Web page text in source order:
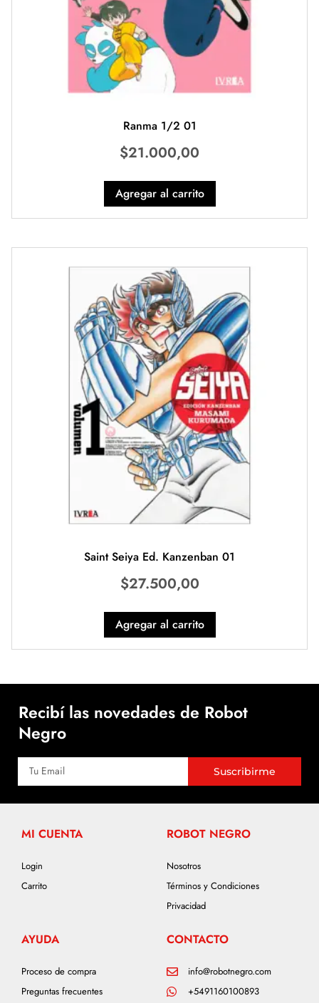
Ranma 1/2 01
$21.000,00
Agregar al carrito
Saint Seiya Ed. Kanzenban 01
$27.500,00
Agregar al carrito
Recibí las novedades de Robot
Negro
Suscribirme
MI CUENTA
Login
Carrito
ROBOT NEGRO
Nosotros
Términos y Condiciones
Privacidad
AYUDA
Proceso de compra
Preguntas frecuentes
CONTACTO
info@robotnegro.com
+5491160100893